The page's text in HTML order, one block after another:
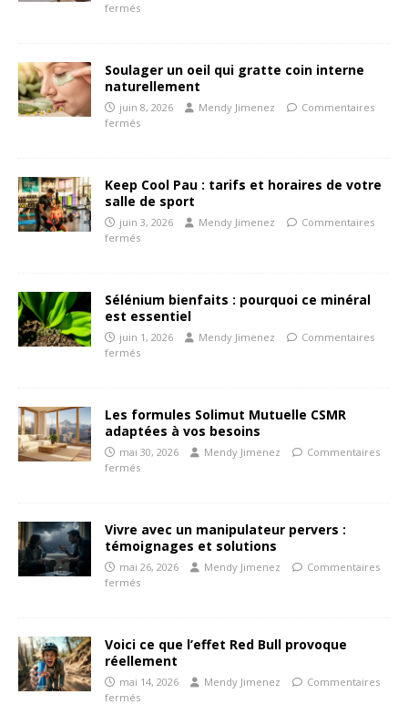
fermés
Soulager un oeil qui gratte coin interne
naturellement
juin 8, 2026 Mendy Jimenez
Commentaires
fermés
Keep Cool Pau : tarifs et horaires de votre
salle de sport
juin 3, 2026 Mendy Jimenez
Commentaires
fermés
Sélénium bienfaits : pourquoi ce minéral
est essentiel
juin 1, 2026 Mendy Jimenez
Commentaires
fermés
Les formules Solimut Mutuelle CSMR
adaptées à vos besoins
mai 30, 2026 Mendy Jimenez
Commentaires
fermés
Vivre avec un manipulateur pervers :
témoignages et solutions
mai 26, 2026 Mendy Jimenez
Commentaires
fermés
Voici ce que l’effet Red Bull provoque
réellement
mai 14, 2026 Mendy Jimenez
Commentaires
fermés